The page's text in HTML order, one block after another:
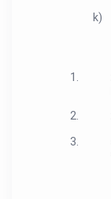
k)
1.
2.
3.